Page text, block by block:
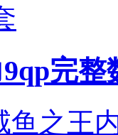
完